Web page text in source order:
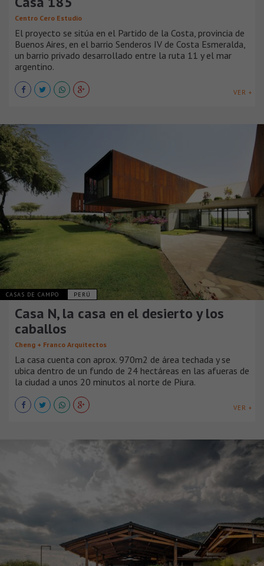
Centro Cero Estudio
El proyecto se sitúa en el Partido de la Costa, provincia de
Buenos Aires, en el barrio Senderos IV de Costa Esmeralda,
un barrio privado desarrollado entre la ruta 11 y el mar
argentino.
VER +
CASAS DE CAMPO PERÚ
Casa N, la casa en el desierto y los
caballos
Cheng + Franco Arquitectos
La casa cuenta con aprox. 970m2 de área techada y se
ubica dentro de un fundo de 24 hectáreas en las afueras de
la ciudad a unos 20 minutos al norte de Piura.
VER +